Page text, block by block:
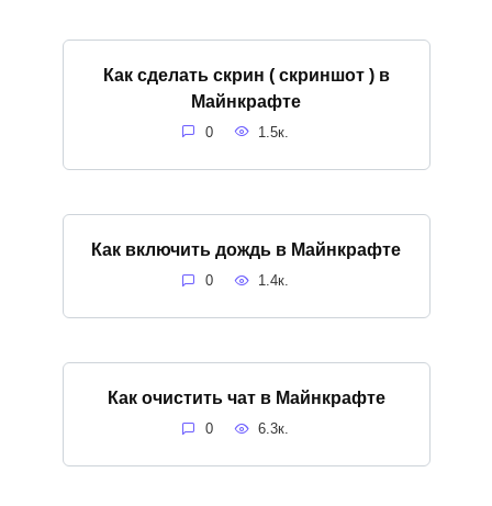
Как сделать скрин ( скриншот ) в
Майнкрафте
0 1.5к.
Как включить дождь в Майнкрафте
0 1.4к.
Как очистить чат в Майнкрафте
0 6.3к.